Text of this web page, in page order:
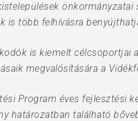
is több felhívásra
is kiemelt célcsoportjai
megvalósítására a
Program éves fejlesztési
határozatban található